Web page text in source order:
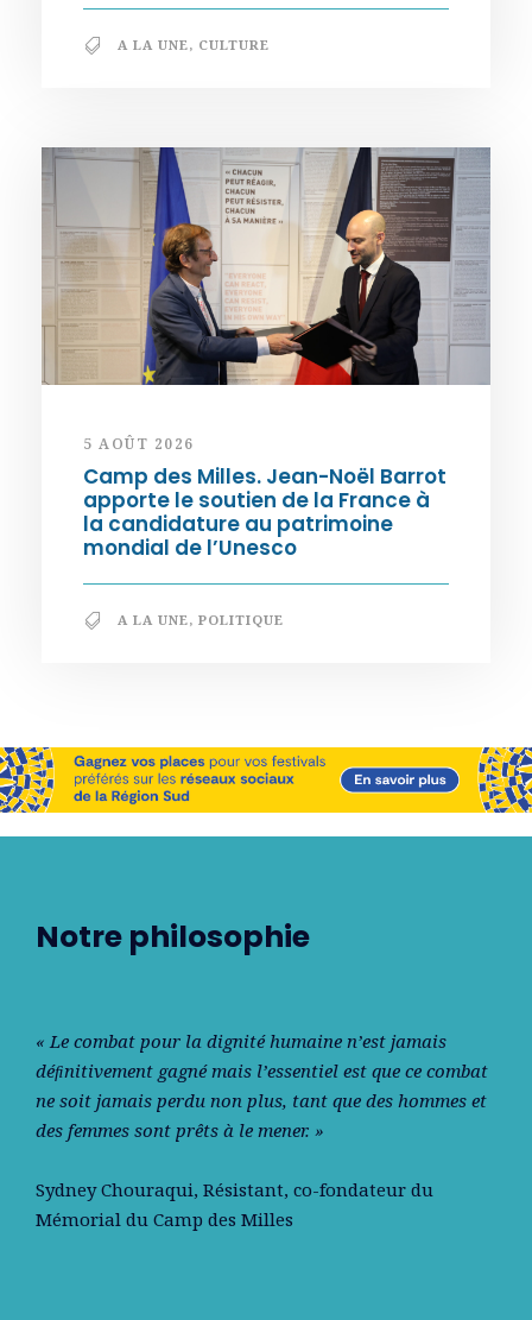
A LA UNE, CULTURE
5 AOÛT 2026
Camp des Milles. Jean-Noël Barrot
apporte le soutien de la France à
la candidature au patrimoine
mondial de l’Unesco
A LA UNE, POLITIQUE
Notre philosophie
« Le combat pour la dignité humaine n’est jamais
déﬁnitivement gagné mais l’essentiel est que ce combat
ne soit jamais perdu non plus, tant que des hommes et
des femmes sont prêts à le mener. »
Sydney Chouraqui, Résistant, co-fondateur du
Mémorial du Camp des Milles